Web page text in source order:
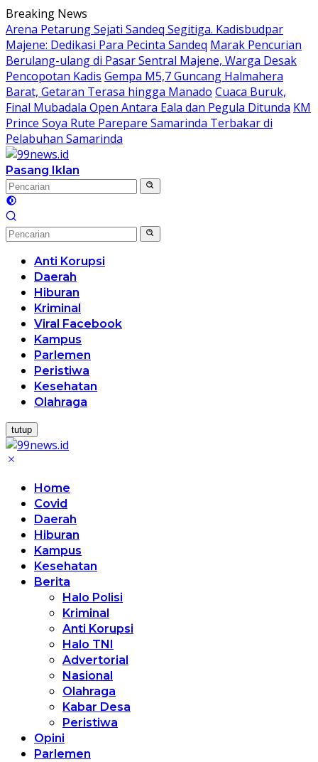
Langsung
ke
konten
Breaking News
Arena Petarung Sejati Sandeq Segitiga. Kadisbudpar
Majene: Dedikasi Para Pecinta Sandeq Marak Pencurian
Berulang-ulang di Pasar Sentral Majene, Warga Desak
Pencopotan Kadis Gempa M5,7 Guncang Halmahera
Barat, Getaran Terasa hingga Manado Cuaca Buruk,
Final Mubadala Open Antara Eala dan Pegula Ditunda KM
Prince Soya Rute Parepare Samarinda Terbakar di
Pelabuhan Samarinda
Pasang Iklan
Anti Korupsi
Daerah
Hiburan
Kriminal
Viral Facebook
Kampus
Parlemen
Peristiwa
Kesehatan
Olahraga
tutup
Home
Covid
Daerah
Hiburan
Kampus
Kesehatan
Berita
Halo Polisi
Kriminal
Anti Korupsi
Halo TNI
Advertorial
Nasional
Olahraga
Kabar Desa
Peristiwa
Opini
Parlemen